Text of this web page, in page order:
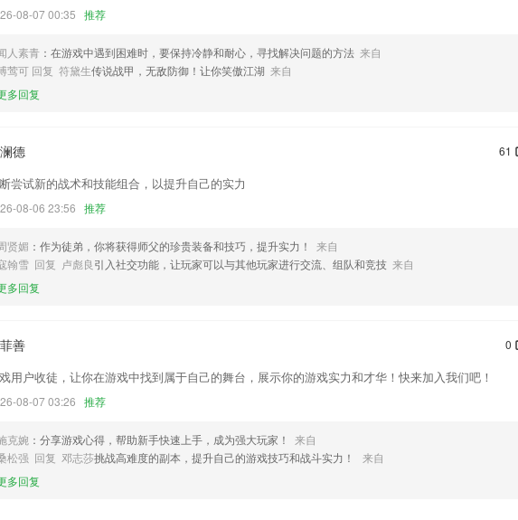
pt电游的介绍，如果您喜欢这款软件，您可以到应用商店进行打分评论，说出您的使用经历，以帮助我
08-07 00:35 推荐
人素青 ：在游戏中遇到困难时，要保持冷静和耐心，寻找解决问题的方法 来自
莺可 回复 符黛生传说战甲，无敌防御！让你笑傲江湖 来自
多回复
61
德
尝试新的战术和技能组合，以提升自己的实力
08-06 23:56 推荐
贤媚 ：作为徒弟，你将获得师父的珍贵装备和技巧，提升实力！
来自
翰雪 回复 卢彪良引入社交功能，让玩家可以与其他玩家进行交流、组队和竞技 来自
多回复
0
善
用户收徒，让你在游戏中找到属于自己的舞台，展示你的游戏实力和才华！快来加入我们吧！
08-07 03:26 推荐
克婉 ：分享游戏心得，帮助新手快速上手，成为强大玩家！
来自
松强 回复 邓志莎挑战高难度的副本，提升自己的游戏技巧和战斗实力！
来自
多回复